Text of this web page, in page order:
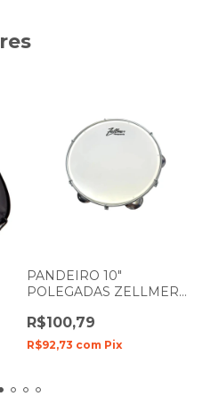
PANDEIRO 10"
POLEGADAS ZELLMER
LEITOSA PRETO
R$100,79
R$92,73 com Pix